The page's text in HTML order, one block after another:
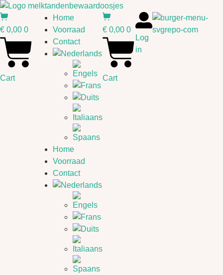
Ga
naar
de
inhoud
€ 0,00 0
Cart
Home
Voorraad
Contact
Home
Voorraad
Contact
€ 0,00 0
Cart
Log
in